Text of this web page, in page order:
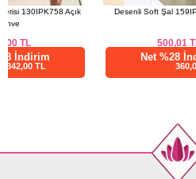
Desenli Soft Şal 159IPK758 Çağla